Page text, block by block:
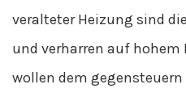
veralteter Heizung sind
und verharren auf hohem
wollen dem